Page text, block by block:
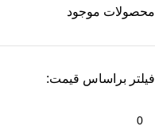
محصولات موجود
فیلتر براساس قیمت: